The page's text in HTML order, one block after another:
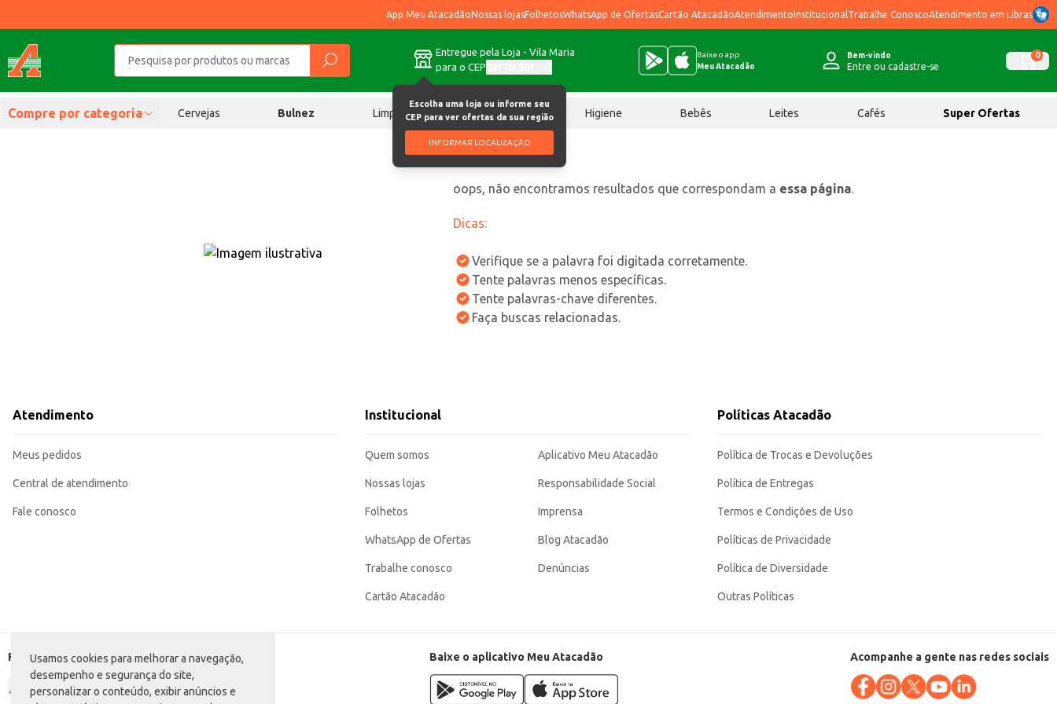
Usamos cookies para melhorar a navegação,
desempenho e segurança do site,
personalizar o conteúdo, exibir anúncios e
App Meu AtacadãoNossas lojasFolhetosWhatsApp de OfertasCartão AtacadãoAtendimentoInstitucional Trabalhe ConoscoAtendimento em Libras
Entregue pela Loja - Vila Maria
para o CEP
Escolha uma loja ou informe seu
CEP para ver ofertas da sua região
INFORMAR LOCALIZAÇÃO
Baixe o app
Meu Atacadão
Bem-vindo
Entre ou cadastre-se
0
Compre por categoria Cervejas Bulnez Limpeza Chocolates Higiene Bebês Leites Cafés Super Ofertas
oops, não encontramos resultados que correspondam a essa página.
Dicas:
Verifique se a palavra foi digitada corretamente.
Tente palavras menos específicas.
Tente palavras-chave diferentes.
Faça buscas relacionadas.
Atendimento
Meus pedidos
Central de atendimento
Fale conosco
Institucional
Quem somos
Nossas lojas
Folhetos
WhatsApp de Ofertas
Trabalhe conosco
Cartão Atacadão
Aplicativo Meu Atacadão
Responsabilidade Social
Imprensa
Blog Atacadão
Denúncias
Políticas Atacadão
Política de Trocas e Devoluções
Política de Entregas
Termos e Condições de Uso
Políticas de Privacidade
Política de Diversidade
Outras Políticas
Formas de pagamento Baixe o aplicativo Meu Atacadão Acompanhe a gente nas redes sociais